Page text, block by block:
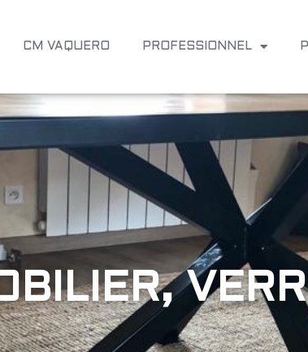
CM VAQUERO PROFESSIONNEL